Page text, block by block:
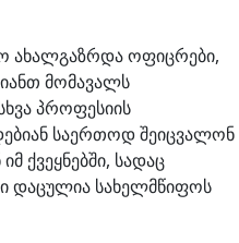
ახალგაზრდა ოფიცრები,
მომავალს
პროფესიის
საერთოდ შეიცვალონ
ქვეყნებში, სადაც
დაცულია სახელმწიფოს